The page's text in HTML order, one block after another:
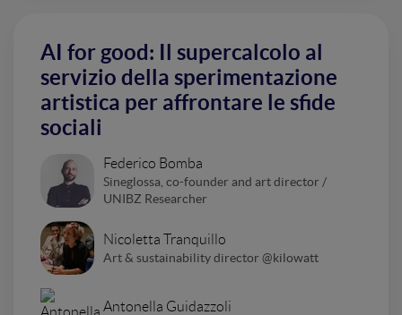
AI for good: Il supercalcolo al
servizio della sperimentazione
artistica per affrontare le sfide
sociali
Federico Bomba
Sineglossa, co-founder and art director /
UNIBZ Researcher
Nicoletta Tranquillo
Art & sustainability director @kilowatt
Antonella Guidazzoli